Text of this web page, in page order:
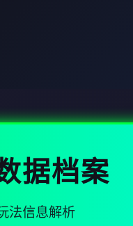
据档案
法信息解析